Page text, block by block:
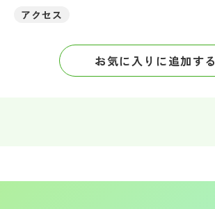
特集
NettyLandかわら版
個人情報保護方針
アクセス
お気に入りに追加する